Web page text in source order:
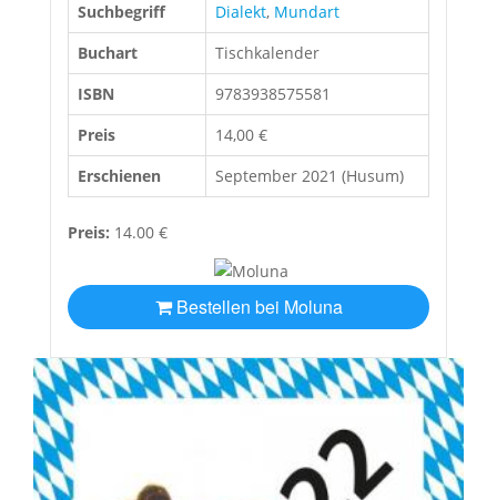
Suchbegriff
Dialekt, Mundart
Buchart
Tischkalender
ISBN
9783938575581
Preis
14,00 €
Erschienen
September 2021 (Husum)
Preis: 14.00 €
Bestellen bei Moluna